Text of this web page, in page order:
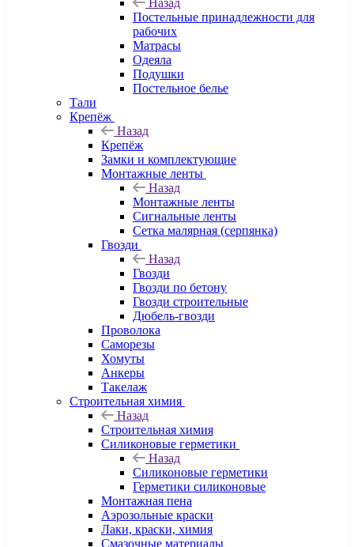
Назад
Постельные принадлежности для
рабочих
Матрасы
Одеяла
Подушки
Постельное белье
Тали
Крепёж
Назад
Крепёж
Замки и комплектующие
Монтажные ленты
Назад
Монтажные ленты
Сигнальные ленты
Сетка малярная (серпянка)
Гвозди
Назад
Гвозди
Гвозди по бетону
Гвозди строительные
Дюбель-гвозди
Проволока
Саморезы
Хомуты
Анкеры
Такелаж
Строительная химия
Назад
Строительная химия
Силиконовые герметики
Назад
Силиконовые герметики
Герметики силиконовые
Монтажная пена
Аэрозольные краски
Лаки, краски, химия
Смазочные материалы